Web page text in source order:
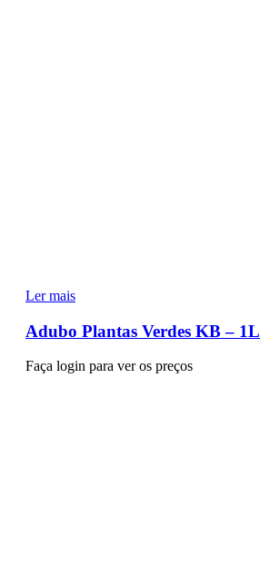
Ler mais
Adubo Plantas Verdes KB – 1L
Faça login para ver os preços